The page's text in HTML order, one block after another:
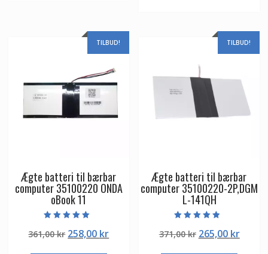
TILBUD!
Ægte batteri til bærbar
computer 35100220 ONDA
oBook 11
5.00
ud af 5
361,00kr Den
258,00 krDen
TILBUD!
Ægte batteri til bærbar
computer 35100220-2P,DGM
L-141QH
4.50
ud af 5
371,00kr Den
265,00 krDen